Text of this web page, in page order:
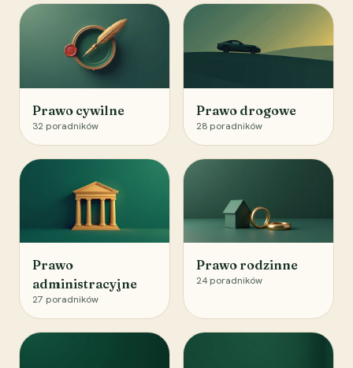
Prawo cywilne
32 poradników
Prawo drogowe
28 poradników
Prawo
administracyjne
27 poradników
Prawo rodzinne
24 poradników